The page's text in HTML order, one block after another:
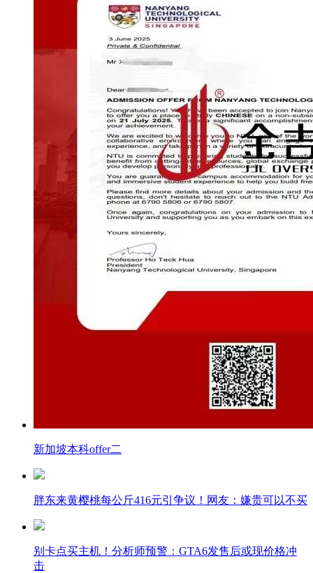
新加坡本科offer二
胖东来黄樱桃每公斤416元引争议！网友：嫌贵可以不买
别卡点买主机！分析师预警：GTA6发售后或现价格冲
击